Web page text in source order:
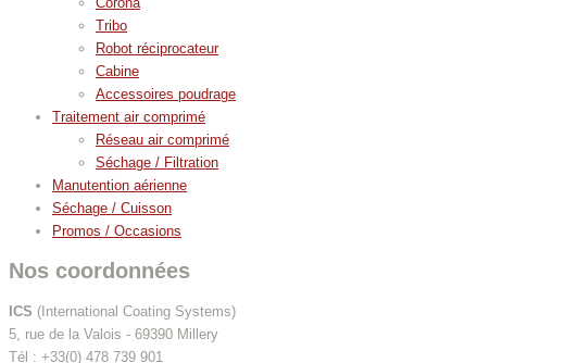
Tribo
Robot réciprocateur
Cabine
Accessoires poudrage
Traitement air comprimé
Réseau air comprimé
Séchage / Filtration
Manutention aérienne
Séchage / Cuisson
Promos / Occasions
Nos coordonnées
ICS (International Coating Systems)
5, rue de la Valois - 69390 Millery
Tél : +33(0) 478 739 901